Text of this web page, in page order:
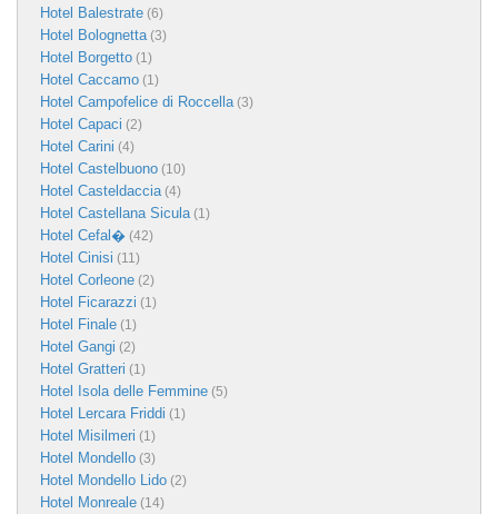
Hotel Balestrate (6)
Hotel Bolognetta(3)
Hotel Borgetto (1)
Hotel Caccamo (1)
Hotel Campofelice di Roccella(3)
Hotel Capaci (2)
Hotel Carini (4)
Hotel Castelbuono (10)
Hotel Casteldaccia(4)
Hotel Castellana Sicula(1)
Hotel Cefal� (42)
Hotel Cinisi (11)
Hotel Corleone (2)
Hotel Ficarazzi (1)
Hotel Finale (1)
Hotel Gangi (2)
Hotel Gratteri (1)
Hotel Isola delle Femmine (5)
Hotel Lercara Friddi (1)
Hotel Misilmeri (1)
Hotel Mondello (3)
Hotel Mondello Lido (2)
Hotel Monreale (14)